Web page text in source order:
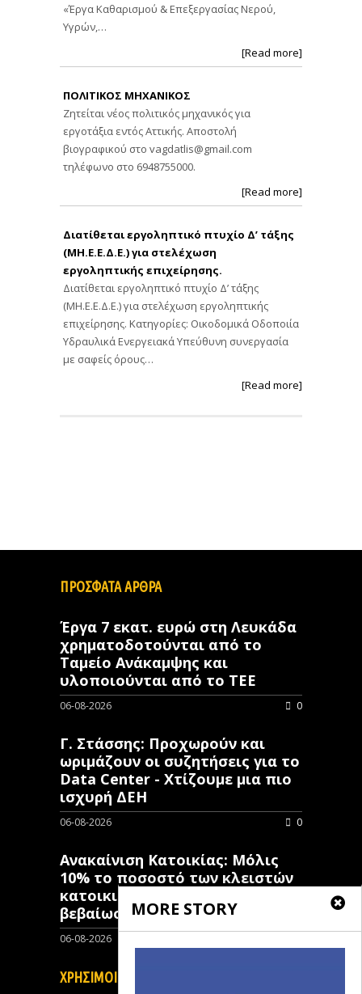
«Έργα Καθαρισμού & Επεξεργασίας Νερού,
Υγρών,…
[Read more]
ΠΟΛΙΤΙΚΟΣ ΜΗΧΑΝΙΚΟΣ
Ζητείται νέος πολιτικός μηχανικός για
εργοτάξια εντός Αττικής. Αποστολή
βιογραφικού στο vagdatlis@gmail.com
τηλέφωνο στο 6948755000.
[Read more]
Διατίθεται εργοληπτικό πτυχίο Δ’ τάξης
(ΜΗ.Ε.Ε.Δ.Ε.) για στελέχωση
εργοληπτικής επιχείρησης.
Διατίθεται εργοληπτικό πτυχίο Δ’ τάξης
(ΜΗ.Ε.Ε.Δ.Ε.) για στελέχωση εργοληπτικής
επιχείρησης. Κατηγορίες: Οικοδομικά Οδοποιία
Υδραυλικά Ενεργειακά Υπεύθυνη συνεργασία
με σαφείς όρους…
[Read more]
MORE STORY
ΠΡΟΣΦΑΤΑ ΑΡΘΡΑ
Έργα 7 εκατ. ευρώ στη Λευκάδα
χρηματοδοτούνται από το
Ταμείο Ανάκαμψης και
υλοποιούνται από το ΤΕΕ
06-08-2026 0
Γ. Στάσσης: Προχωρούν και
ωριμάζουν οι συζητήσεις για το
Data Center - Χτίζουμε μια πιο
ισχυρή ΔΕΗ
06-08-2026 0
Ανακαίνιση Κατοικίας: Μόλις
10% το ποσοστό των κλειστών
κατοικιών που έχουν λάβει
βεβαίωση ένταξης
06-08-2026
ΧΡΗΣΙΜΟΙ ΣΥΝΔΕΣΜΟΙ